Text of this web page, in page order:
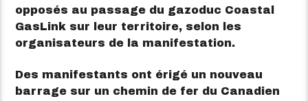
opposés au passage du gazoduc Coastal
GasLink sur leur territoire, selon les
organisateurs de la manifestation.
Des manifestants ont érigé un nouveau
barrage sur un chemin de fer du Canadien